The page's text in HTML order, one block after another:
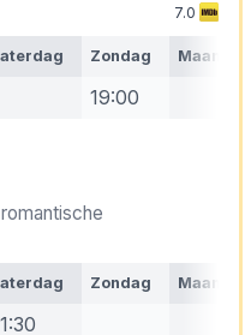
7.0
Zondag Maandag
19:00
Zondag Maandag